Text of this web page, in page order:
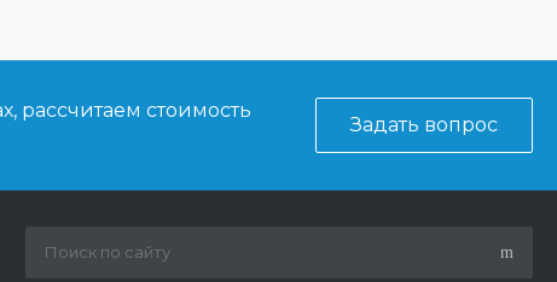
рассчитаем стоимость
Задать вопрос